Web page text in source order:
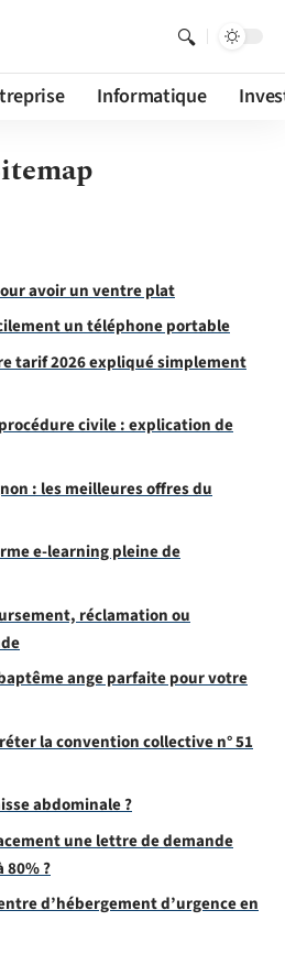
Informatique
avoir un ventre plat
un téléphone portable
tarif 2026 expliqué simplement
civile : explication de
: les meilleures offres du
e-learning pleine de
réclamation ou
ange parfaite pour votre
la convention collective n° 51
abdominale ?
une lettre de demande
?
d’hébergement d’urgence en